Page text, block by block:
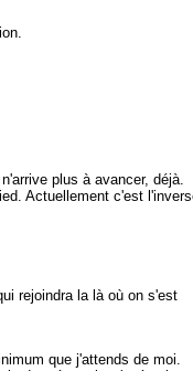
plus à avancer, déjà.
Actuellement c'est
rejoindra la là où on s'est
que j'attends de moi.